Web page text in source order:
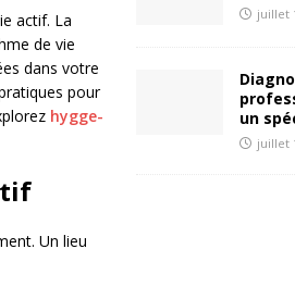
actif. La
de vie
dans votre
pour
hygge-
Un lieu
juillet
un
juillet